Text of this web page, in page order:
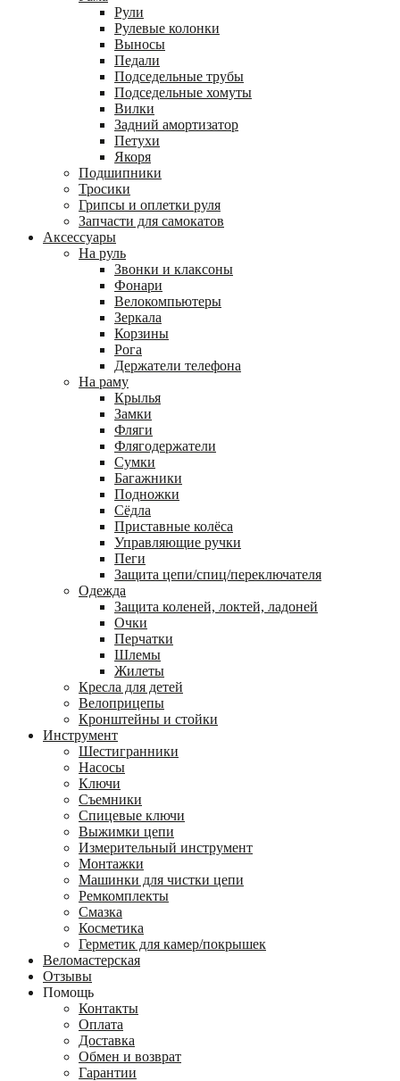
Рули
Рулевые колонки
Выносы
Педали
Подседельные трубы
Подседельные хомуты
Вилки
Задний амортизатор
Петухи
Якоря
Подшипники
Тросики
Грипсы и оплетки руля
Запчасти для самокатов
Аксессуары
На руль
Звонки и клаксоны
Фонари
Велокомпьютеры
Зеркала
Корзины
Рога
Держатели телефона
На раму
Крылья
Замки
Фляги
Флягодержатели
Сумки
Багажники
Подножки
Сёдла
Приставные колёса
Управляющие ручки
Пеги
Защита цепи/спиц/переключателя
Одежда
Защита коленей, локтей, ладоней
Очки
Перчатки
Шлемы
Жилеты
Кресла для детей
Велоприцепы
Кронштейны и стойки
Инструмент
Шестигранники
Насосы
Ключи
Съемники
Спицевые ключи
Выжимки цепи
Измерительный инструмент
Монтажки
Машинки для чистки цепи
Ремкомплекты
Смазка
Косметика
Герметик для камер/покрышек
Веломастерская
Отзывы
Помощь
Контакты
Оплата
Доставка
Обмен и возврат
Гарантии